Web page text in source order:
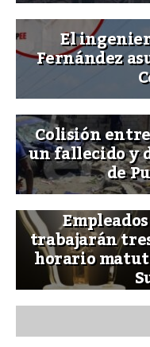
El
Fernández
Colisión
un fallecido y
de
trabajarán
horario